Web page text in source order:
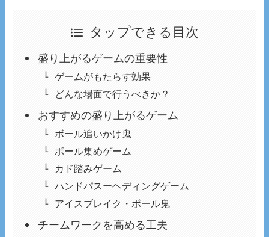
タップできる目次
盛り上がるゲームの重要性
ゲームがもたらす効果
どんな場面で行うべきか？
おすすめの盛り上がるゲーム
ボール追いかけ鬼
ボール集めゲーム
カド踏みゲーム
ハンドパスーヘディングゲーム
アイスブレイク・ボール鬼
チームワークを高める工夫